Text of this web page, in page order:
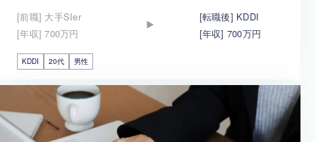
[前職] 大手SIer
[年収] 700万円
[転職後] KDDI
[年収] 700万円
KDDI 20代 男性